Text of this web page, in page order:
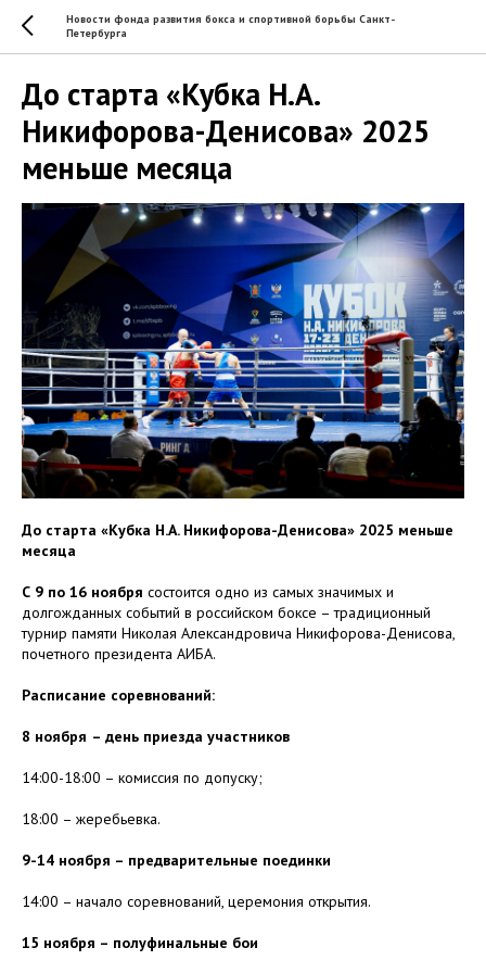
Новости фонда развития бокса и спортивной борьбы Санкт-
Петербурга
До старта «Кубка Н.А.
Никифорова-Денисова» 2025
меньше месяца
До старта «Кубка Н.А. Никифорова-Денисова» 2025 меньше
месяца
С 9 по 16 ноября состоится одно из самых значимых и
долгожданных событий в российском боксе – традиционный
турнир памяти Николая Александровича Никифорова-Денисова,
почетного президента АИБА.
Расписание соревнований:
8 ноября – день приезда участников
14:00-18:00 – комиссия по допуску;
18:00 – жеребьевка.
9-14 ноября – предварительные поединки
14:00 – начало соревнований, церемония открытия.
15 ноября – полуфинальные бои